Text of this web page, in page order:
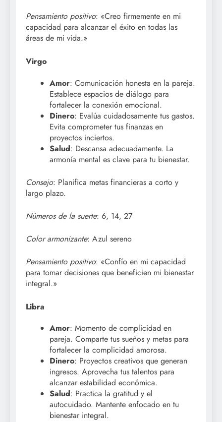
Pensamiento positivo: «Creo firmemente en mi
capacidad para alcanzar el éxito en todas las
áreas de mi vida.»
Virgo
Amor: Comunicación honesta en la pareja.
Establece espacios de diálogo para
fortalecer la conexión emocional.
Dinero: Evalúa cuidadosamente tus gastos.
Evita comprometer tus finanzas en
proyectos inciertos.
Salud: Descansa adecuadamente. La
armonía mental es clave para tu bienestar.
Consejo: Planifica metas financieras a corto y
largo plazo.
Números de la suerte: 6, 14, 27
Color armonizante: Azul sereno
Pensamiento positivo: «Confío en mi capacidad
para tomar decisiones que beneficien mi bienestar
integral.»
Libra
Amor: Momento de complicidad en
pareja. Comparte tus sueños y metas para
fortalecer la complicidad amorosa.
Dinero: Proyectos creativos que generan
ingresos. Aprovecha tus talentos para
alcanzar estabilidad económica.
Salud: Practica la gratitud y el
autocuidado. Mantente enfocado en tu
bienestar integral.